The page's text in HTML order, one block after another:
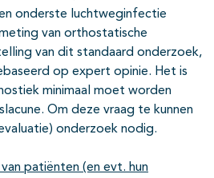
onderste luchtweginfectie
van orthostatische
van dit standaard onderzoek,
op expert opinie. Het is
minimaal moet worden
Om deze vraag te kunnen
onderzoek nodig.
patiënten (en evt. hun